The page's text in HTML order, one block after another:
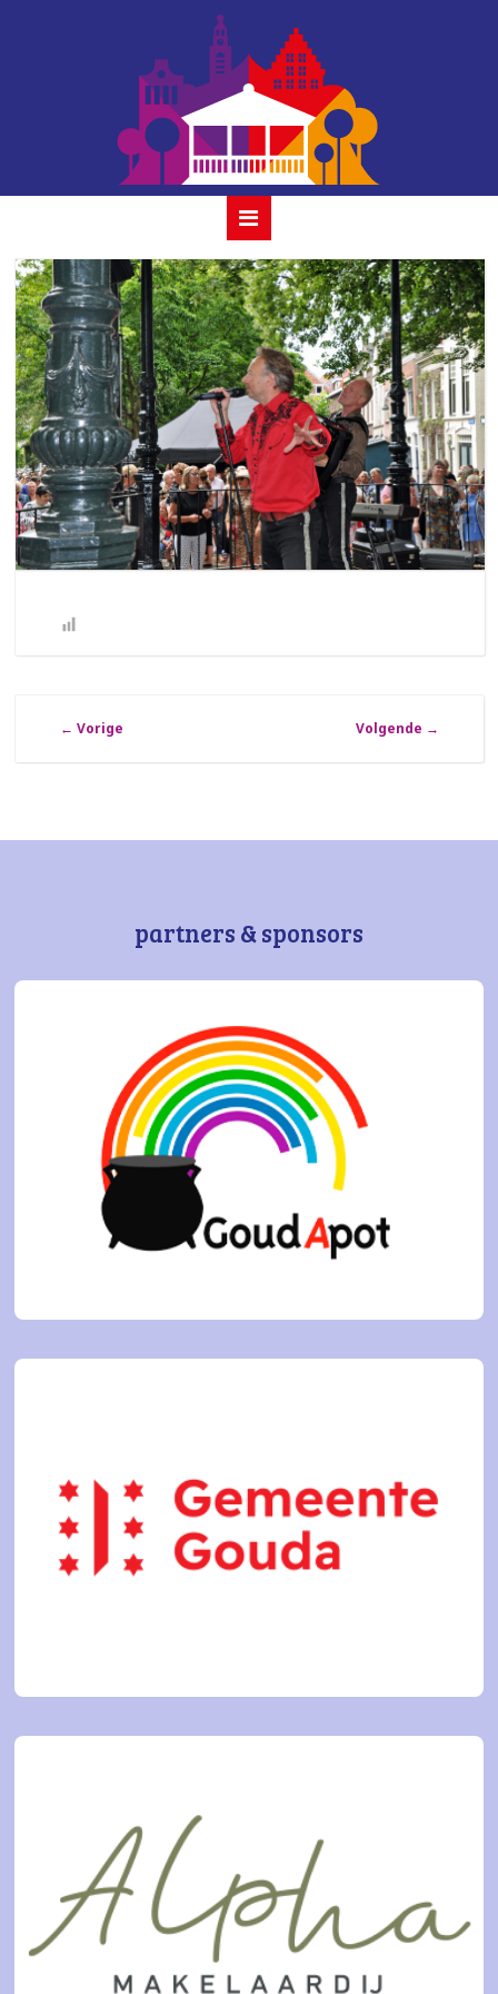
18 joris linssen 10
juli 2022 gouda
← Vorige Volgende →
partners & sponsors